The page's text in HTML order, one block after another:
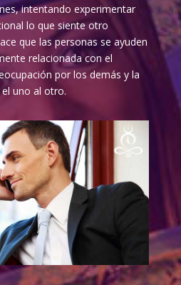
intentando experimentar
lo que siente otro
que las personas se ayuden
relacionada con el
por los demás y la
uno al otro.